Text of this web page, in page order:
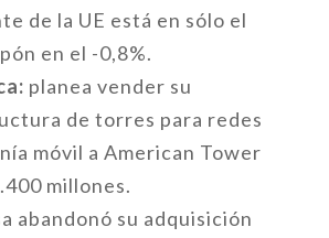
de la UE está en sólo el
en el -0,8%.
planea vender su
de torres para redes
móvil a American Tower
millones.
abandonó su adquisición